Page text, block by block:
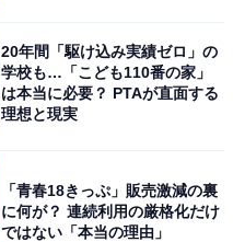
20年間「駆け込み実績ゼロ」の
学校も…「こども110番の家」
は本当に必要？ PTAが直面する
理想と現実
「青春18きっぷ」販売激減の裏
に何が？ 連続利用の厳格化だけ
ではない「本当の理由」